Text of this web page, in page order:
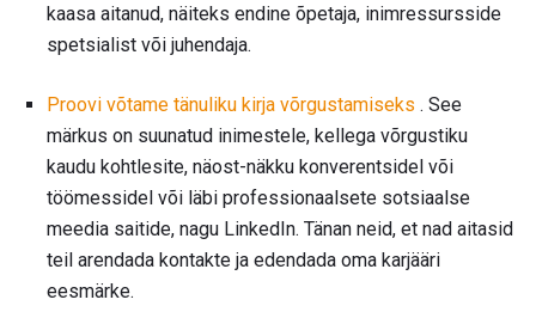
kaasa aitanud, näiteks endine õpetaja, inimressursside
spetsialist või juhendaja.
Proovi võtame tänuliku kirja võrgustamiseks . See
märkus on suunatud inimestele, kellega võrgustiku
kaudu kohtlesite, näost-näkku konverentsidel või
töömessidel või läbi professionaalsete sotsiaalse
meedia saitide, nagu LinkedIn. Tänan neid, et nad aitasid
teil arendada kontakte ja edendada oma karjääri
eesmärke.